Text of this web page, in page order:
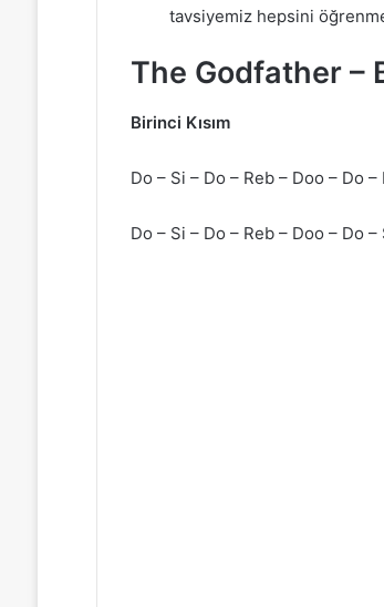
tavsiyemiz hepsini
The Godfather –
Birinci Kısım
Do – Si – Do – Reb – Doo – Do –
Do – Si – Do – Reb – Doo – Do –